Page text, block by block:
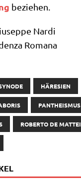
beziehen.
Nar­di
Romana
HÄRESIEN
PANTHEISMUS
ROBERTO DE MATTEI